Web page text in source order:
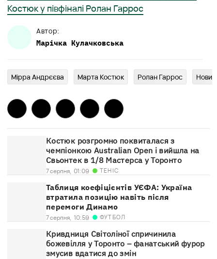
Костюк у півфіналі Ролан Гаррос
Автор:
Марічка Кулачковська
Мірра Андрєєва Марта Костюк Ролан Гаррос
Костюк розгромно поквиталася з
чемпіонкою Australian Open і вийшла на
Свьонтек в 1/8 Мастерса у Торонто
7 серпня, 01:09 ТЕНІС
Таблиця коефіцієнтів УЄФА: Україна
втратила позицію навіть після
перемоги Динамо
7 серпня, 10:59 ФУТБОЛ
Кривдниця Світоліної спричинила
божевілля у Торонто – фанатський фурор
змусив вдатися до змін